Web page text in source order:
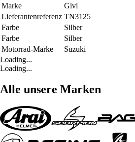
Marke
Givi
Lieferantenreferenz TN3125
Farbe
Silber
Farbe
Silber
Motorrad-Marke
Suzuki
Loading...
Loading...
Alle unsere Marken